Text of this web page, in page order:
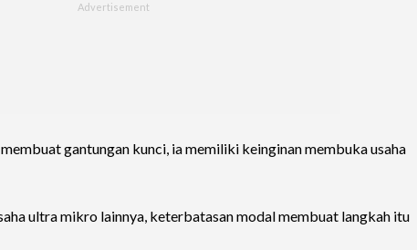
gantungan kunci, ia memiliki keinginan membuka usaha
ultra mikro lainnya, keterbatasan modal membuat langkah itu